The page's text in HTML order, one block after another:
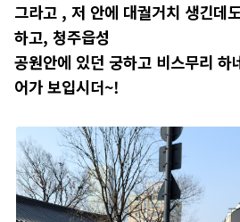
그라고 , 저 안에 대궐거치 생긴데
하고, 청주읍성
공원안에 있던 궁하고 비스무리
어가 보입시더~!